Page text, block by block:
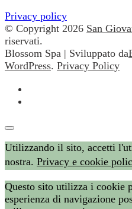
Privacy policy
© Copyright 2026 San
riservati.
Blossom Spa | Sviluppato da
WordPress. Privacy Policy
Utilizzando il sito, accetti
nostra. Privacy e cookie
Questo sito utilizza i cookie
esperienza di navigazione